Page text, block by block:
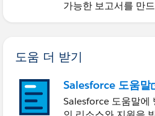
가능한 보고서를 만
도움 더 받기
Salesforce 도움말
Salesforce 도움말에